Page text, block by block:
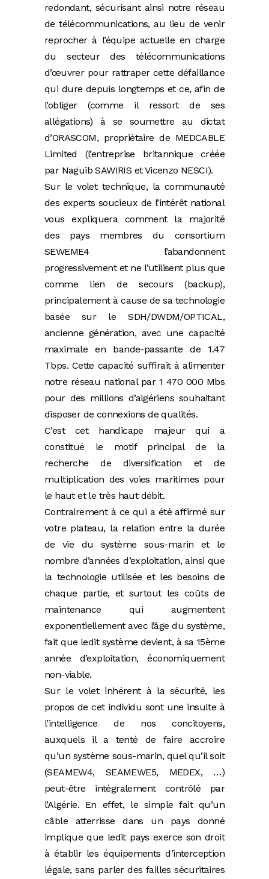
redondant, sécurisant ainsi notre réseau
de télécommunications, au lieu de venir
reprocher à l’équipe actuelle en charge
du secteur des télécommunications
d’œuvrer pour rattraper cette défaillance
qui dure depuis longtemps et ce, afin de
l’obliger (comme il ressort de ses
allégations) à se soumettre au dictat
d’ORASCOM, propriétaire de MEDCABLE
Limited (l’entreprise britannique créée
par Naguib SAWIRIS et Vicenzo NESCI).
Sur le volet technique, la communauté
des experts soucieux de l’intérêt national
vous expliquera comment la majorité
des pays membres du consortium
SEWEME4 l’abandonnent
progressivement et ne l’utilisent plus que
comme lien de secours (backup),
principalement à cause de sa technologie
basée sur le SDH/DWDM/OPTICAL,
ancienne génération, avec une capacité
maximale en bande-passante de 1.47
Tbps. Cette capacité suffirait à alimenter
notre réseau national par 1 470 000 Mbs
pour des millions d’algériens souhaitant
disposer de connexions de qualités.
C’est cet handicape majeur qui a
constitué le motif principal de la
recherche de diversification et de
multiplication des voies maritimes pour
le haut et le très haut débit.
Contrairement à ce qui a été affirmé sur
votre plateau, la relation entre la durée
de vie du système sous-marin et le
nombre d’années d’exploitation, ainsi que
la technologie utilisée et les besoins de
chaque partie, et surtout les coûts de
maintenance qui augmentent
exponentiellement avec l’âge du système,
fait que ledit système devient, à sa 15ème
année d’exploitation, économiquement
non-viable.
Sur le volet inhérent à la sécurité, les
propos de cet individu sont une insulte à
l’intelligence de nos concitoyens,
auxquels il a tenté de faire accroire
qu’un système sous-marin, quel qu’il soit
(SEAMEW4, SEAMEWE5, MEDEX, …)
peut-être intégralement contrôlé par
l’Algérie. En effet, le simple fait qu’un
câble atterrisse dans un pays donné
implique que ledit pays exerce son droit
à établir les équipements d’interception
légale, sans parler des failles sécuritaires